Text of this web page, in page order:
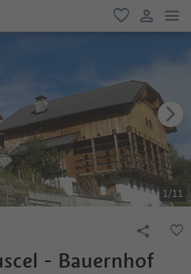
favorit
user link
1/11
- Bauernhof